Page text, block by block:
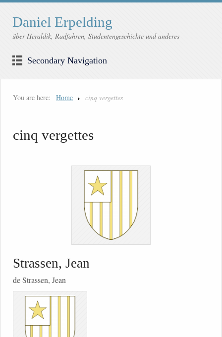
Daniel Erpelding
über Heraldik, Radfahren, Studentengeschichte und anderes
Secondary Navigation
You are here: Home cinq vergettes
cinq vergettes
Strassen, Jean
de Strassen, Jean